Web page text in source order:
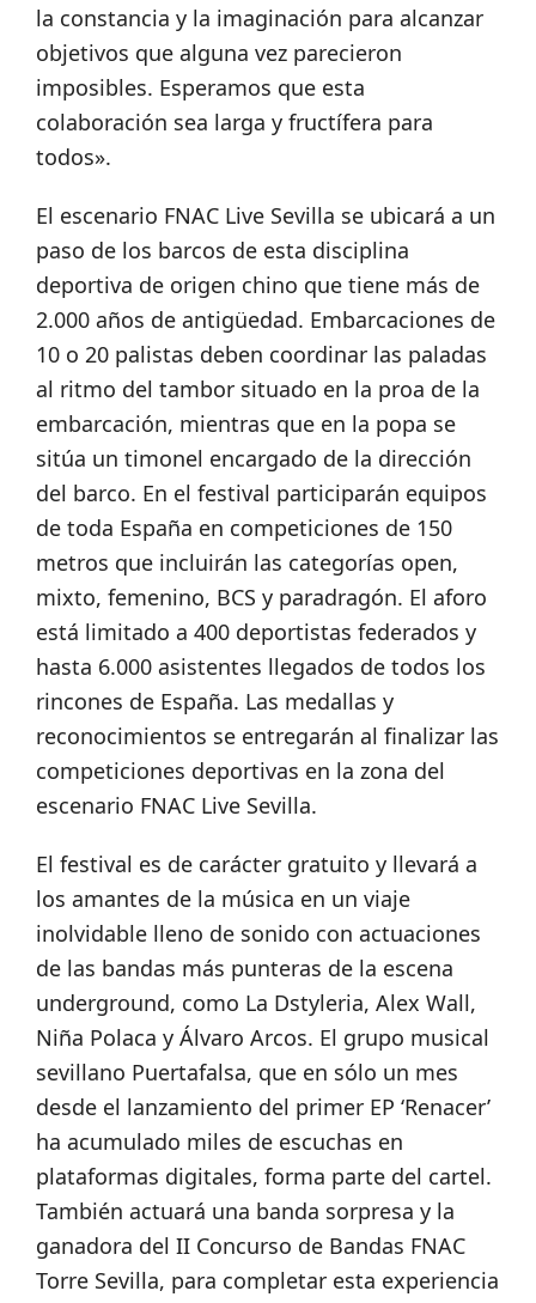
la constancia y la imaginación para alcanzar
objetivos que alguna vez parecieron
imposibles. Esperamos que esta
colaboración sea larga y fructífera para
todos».
El escenario FNAC Live Sevilla se ubicará a un
paso de los barcos de esta disciplina
deportiva de origen chino que tiene más de
2.000 años de antigüedad. Embarcaciones de
10 o 20 palistas deben coordinar las paladas
al ritmo del tambor situado en la proa de la
embarcación, mientras que en la popa se
sitúa un timonel encargado de la dirección
del barco. En el festival participarán equipos
de toda España en competiciones de 150
metros que incluirán las categorías open,
mixto, femenino, BCS y paradragón. El aforo
está limitado a 400 deportistas federados y
hasta 6.000 asistentes llegados de todos los
rincones de España. Las medallas y
reconocimientos se entregarán al finalizar las
competiciones deportivas en la zona del
escenario FNAC Live Sevilla.
El festival es de carácter gratuito y llevará a
los amantes de la música en un viaje
inolvidable lleno de sonido con actuaciones
de las bandas más punteras de la escena
underground, como La Dstyleria, Alex Wall,
Niña Polaca y Álvaro Arcos. El grupo musical
sevillano Puertafalsa, que en sólo un mes
desde el lanzamiento del primer EP ‘Renacer’
ha acumulado miles de escuchas en
plataformas digitales, forma parte del cartel.
También actuará una banda sorpresa y la
ganadora del II Concurso de Bandas FNAC
Torre Sevilla, para completar esta experiencia